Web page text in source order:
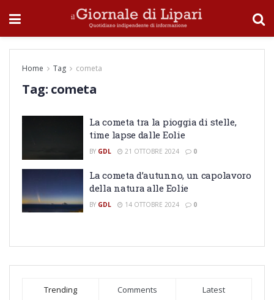
Home Tag cometa
Tag: cometa
La cometa tra la pioggia di stelle,
time lapse dalle Eolie
BY GDL 21 OTTOBRE 2024 0
La cometa d’autunno, un capolavoro
della natura alle Eolie
BY GDL 14 OTTOBRE 2024 0
Trending Comments Latest